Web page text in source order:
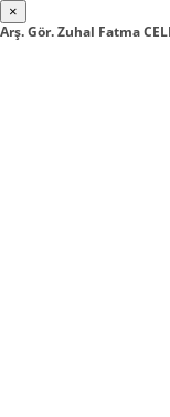
×
Arş. Gör. Zuhal Fatma